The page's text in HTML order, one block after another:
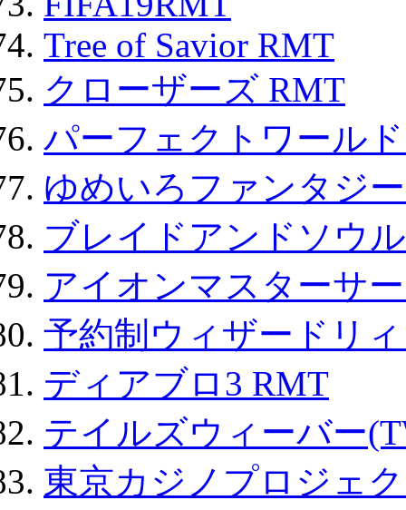
Tree of Savior RMT
クローザーズ RMT
パーフェクトワール
ゆめいろファンタジ
ブレイドアンドソウ
アイオンマスターサ
予約制ウィザードリ
ディアブロ3 RMT
テイルズウィーバー
東京カジノプロジェ